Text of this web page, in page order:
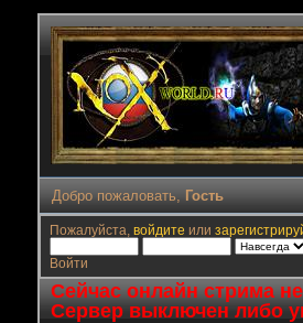
Добро пожаловать, Гость
Пожалуйста, войдите или
Войти
Сейчас онлайн стрима
Сервер выключен либо